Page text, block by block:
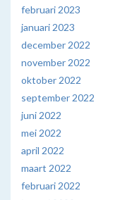
februari 2023
januari 2023
december 2022
november 2022
oktober 2022
september 2022
juni 2022
mei 2022
april 2022
maart 2022
februari 2022